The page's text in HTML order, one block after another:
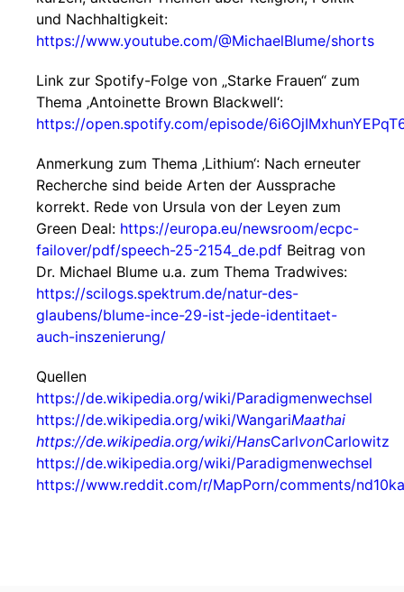
und Nachhaltigkeit:
https://www.youtube.com/@MichaelBlume/shorts
Link zur Spotify-Folge von „Starke Frauen“ zum
Thema ‚Antoinette Brown Blackwell‘:
https://open.spotify.com/episode/
Anmerkung zum Thema ‚Lithium‘: Nach erneuter
Recherche sind beide Arten der Aussprache
korrekt. Rede von Ursula von der Leyen zum
Green Deal: https://europa.eu/newsroom/ecpc-
failover/pdf/speech-25-2154_de.pdf Beitrag von
Dr. Michael Blume u.a. zum Thema Tradwives:
https://scilogs.spektrum.de/natur-des-
glaubens/blume-ince-29-ist-jede-identitaet-
auch-inszenierung/
Quellen
https://de.wikipedia.org/wiki/Paradigmenwechsel
https://de.wikipedia.org/wiki/WangariMaathai
https://de.wikipedia.org/wiki/HansCarlvonCarlowitz
https://de.wikipedia.org/wiki/Paradigmenwechsel
https://www.reddit.com/r/MapPorn/comments/